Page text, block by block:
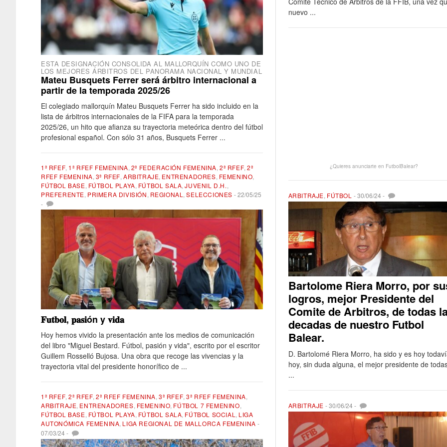
ESTA DESIGNACIÓN CONSOLIDA AL MALLORQUÍN COMO UNO DE
LOS MEJORES ÁRBITROS DEL PANORAMA NACIONAL Y MUNDIAL
Mateu Busquets Ferrer será árbitro internacional a
partir de la temporada 2025/26
El colegiado mallorquín Mateu Busquets Ferrer ha sido incluido en la
lista de árbitros internacionales de la FIFA para la temporada
2025/26, un hito que afianza su trayectoria meteórica dentro del fútbol
profesional español. Con sólo 31 años, Busquets Ferrer ...
1ª RFEF, 1ª RFEF FEMENINA, 2ª FEDERACIÓN FEMENINA,2ª RFEF,2ª
RFEF FEMENINA, 3ª RFEF,ARBITRAJE, ENTRENADORES, FEMENINO,
FÚTBOL BASE, FÚTBOL PLAYA, FÚTBOL SALA,JUVENIL D.H.,
PREFERENTE, PRIMERA DIVISIÓN, REGIONAL ,SELECCIONES -22/05/25
-
𝐅𝐮𝐭𝐛𝐨𝐥, 𝐩𝐚𝐬𝐢ón y 𝐯𝐢𝐝𝐚
Hoy hemos vivido la presentación ante los medios de comunicación
del libro "Miguel Bestard. Fútbol, ​​pasión y vida", escrito por el escritor
Guillem Rosselló Bujosa. Una obra que recoge las vivencias y la
trayectoria vital del presidente honorífico de ...
1ª RFEF,2ª RFEF,2ª RFEF FEMENINA,3ª RFEF,3ª RFEF FEMENINA,
ARBITRAJE, ENTRENADORES, FEMENINO, FÚTBOL 7 FEMENINO,
FÚTBOL BASE, FÚTBOL PLAYA, FÚTBOL SALA, FÚTBOL SOCIAL, LIGA
AUTONÓMICA FEMENINA, LIGA REGIONAL DE MALLORCA FEMENINA -
07/03/24-
nuevo ...
¿Quieres anunciarte en FutbolBalear?
ARBITRAJE, FÚTBOL -30/06/24-
Bartolome Riera Morro, por
logros, mejor Presidente del
Comite de Arbitros, de todas
decadas de nuestro Futbol
Balear.
D. Bartolomé Riera Morro, ha sido y es hoy
hoy, sin duda alguna, el mejor presidente de
...
ARBITRAJE -30/06/24-